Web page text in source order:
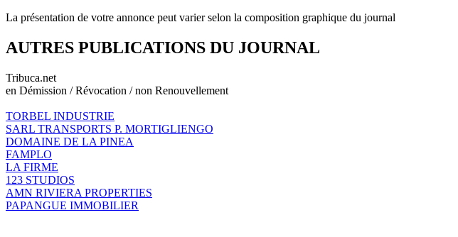
La présentation de votre annonce peut varier selon la composition graphique du journal
AUTRES PUBLICATIONS DU JOURNAL
Tribuca.net
en Démission / Révocation / non Renouvellement
TORBEL INDUSTRIE
SARL TRANSPORTS P. MORTIGLIENGO
DOMAINE DE LA PINEA
FAMPLO
LA FIRME
123 STUDIOS
AMN RIVIERA PROPERTIES
PAPANGUE IMMOBILIER